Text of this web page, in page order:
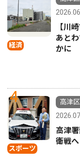
経済
【川
あと
かに
4
スポーツ
高津区
高津
衛戦